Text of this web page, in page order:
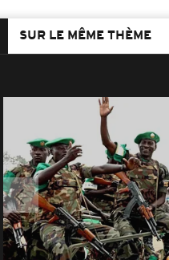
SUR LE MÊME THÈME